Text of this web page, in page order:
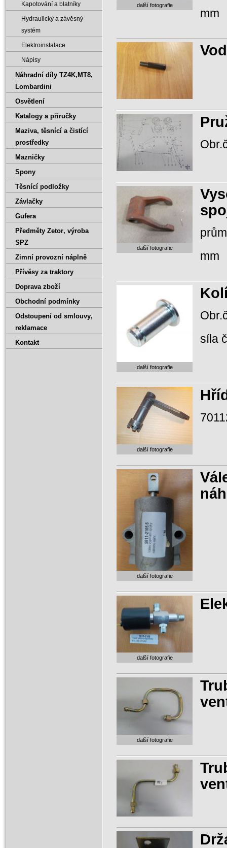
další fotografie
mm
další fotografie
mm
další fotografie
síla
další fotografie
další fotografie
další fotografie
další fotografie
Kapotování a blatníky
Hydraulický a závěsný
systém
Elektroinstalace
Nápisy
Náhradní díly TZ4K‚MT8‚
Lombardini
Osvětlení
Katalogy a příručky
Maziva‚ těsnící a čistící
prostředky
Mazničky
Spony
Těsnící podložky
Závlačky
Gufera
Předměty Zetor‚ výroba
SPZ
Zimní provozní náplně
Přívěsy za traktory
Doprava zboží
Obchodní podmínky
Odstoupení od smlouvy‚
reklamace
Kontakt